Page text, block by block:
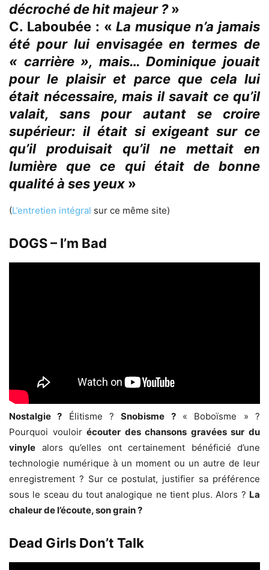
décroché de hit majeur ?»
C. Laboubée : «La musique n’a jamais
été pour lui envisagée en termes de
« carrière », mais… Dominique jouait
pour le plaisir et parce que cela lui
était nécessaire, mais il savait ce qu’il
valait, sans pour autant se croire
supérieur: il était si exigeant sur ce
qu’il produisait qu’il ne mettait en
lumière que ce qui était de bonne
qualité à ses yeux »
(L’entretien intégral sur ce même site)
DOGS – I’m Bad
Nostalgie ? Élitisme ?Snobisme ?« Boboïsme » ?
Pourquoi vouloirécouter des chansons gravées sur du
vinyle alors qu’elles ont certainement bénéficié d’une
technologie numérique à un moment ou un autre de leur
enregistrement ? Sur ce postulat, justifier sa préférence
sous le sceau du tout analogique ne tient plus. Alors ? La
chaleur de l’écoute, son grain ?
Dead Girls Don’t Talk